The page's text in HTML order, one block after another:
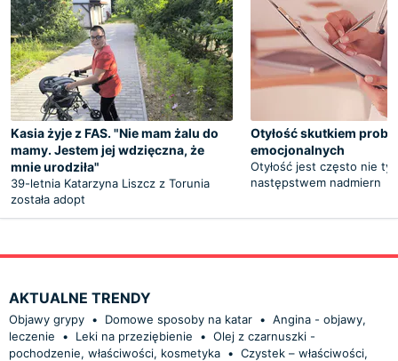
Kasia żyje z FAS. "Nie mam żalu do
mamy. Jestem jej wdzięczna, że
mnie urodziła"
39-letnia Katarzyna Liszcz z Torunia
została adopt
Otyłość skutkiem
emocjonalnych
Otyłość jest często nie
następstwem nadmiern
AKTUALNE TRENDY
Objawy grypy • Domowe sposoby na katar • Angina - objawy,
leczenie
• Leki na przeziębienie • Olej z czarnuszki -
pochodzenie, właściwości, kosmetyka • Czystek – właściwości,